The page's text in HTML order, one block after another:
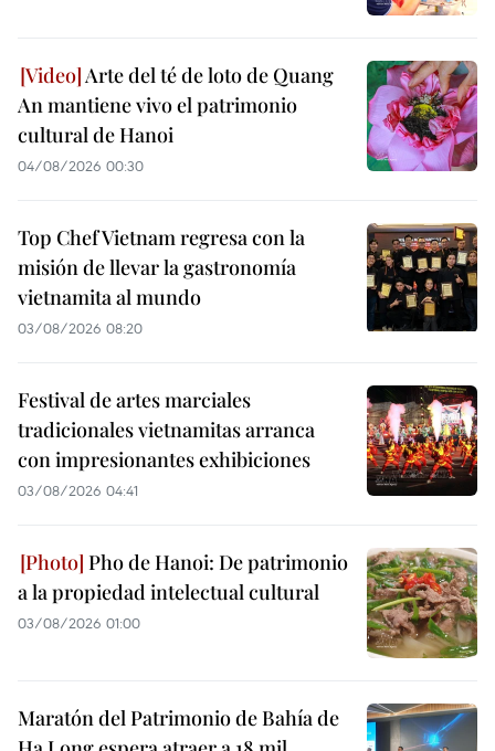
Arte del té de loto de Quang
An mantiene vivo el patrimonio
cultural de Hanoi
04/08/2026 00:30
Top Chef Vietnam regresa con la
misión de llevar la gastronomía
vietnamita al mundo
03/08/2026 08:20
Festival de artes marciales
tradicionales vietnamitas arranca
con impresionantes exhibiciones
03/08/2026 04:41
Pho de Hanoi: De patrimonio
a la propiedad intelectual cultural
03/08/2026 01:00
Maratón del Patrimonio de Bahía de